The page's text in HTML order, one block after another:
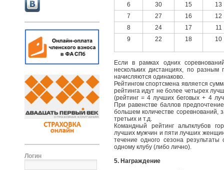
Логин
6
30 15
13
7
27 16
12
8
24 17
11
9
22 18 10
Если в рамках одних
нескольких дистанциях, по
начисляются одинаково.
Рейтингом спортсмена является
рейтинга идут не более четырех
(рейтинг = 4 лучших беговых + 4
При равенстве баллов
большем количестве
третьих и т.д.
Командный рейтинг альпклубов
лучших мужчин и пяти лучших
течение одного сезона результаты
одному клубу (либо лично).
5. Награждение